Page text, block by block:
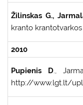
Žilinskas G.,
kranto
2010
Pupienis D.,
http://www.lgt.lt/